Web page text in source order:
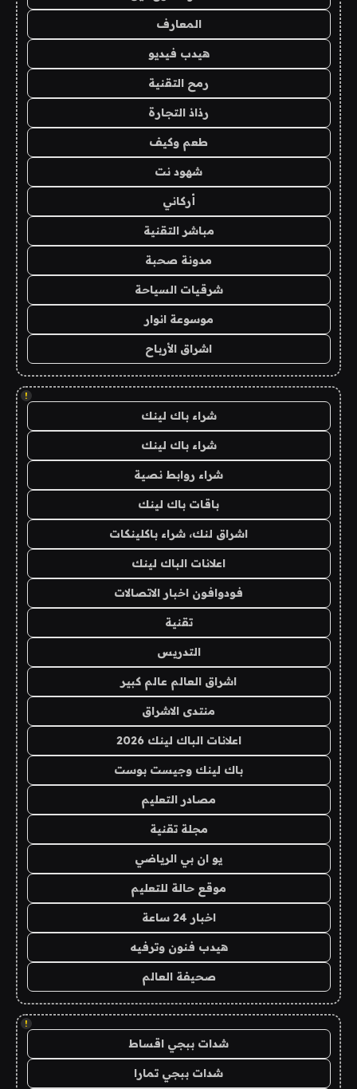
المعارف
هيدب فيديو
رمح التقنية
رذاذ التجارة
طعم وكيف
شهود نت
أركاني
مباشر التقنية
مدونة صحبة
شرقيات السياحة
موسوعة انوار
اشراق الأرباح
!
شراء باك لينك
شراء باك لينك
شراء روابط نصية
باقات باك لينك
اشراق لنك، شراء باكلينكات
اعلانات الباك لينك
فودوافون اخبار الاتصالات
تقنية
التدريس
اشراق العالم عالم كبير
منتدى الاشراق
اعلانات الباك لينك 2026
باك لينك وجيست بوست
مصادر التعليم
مجلة تقنية
يو ان بي الرياضي
موقع حالة للتعليم
اخبار 24 ساعة
هيدب فنون وترفيه
صحيفة العالم
!
شدات ببجي اقساط
شدات ببجي تمارا